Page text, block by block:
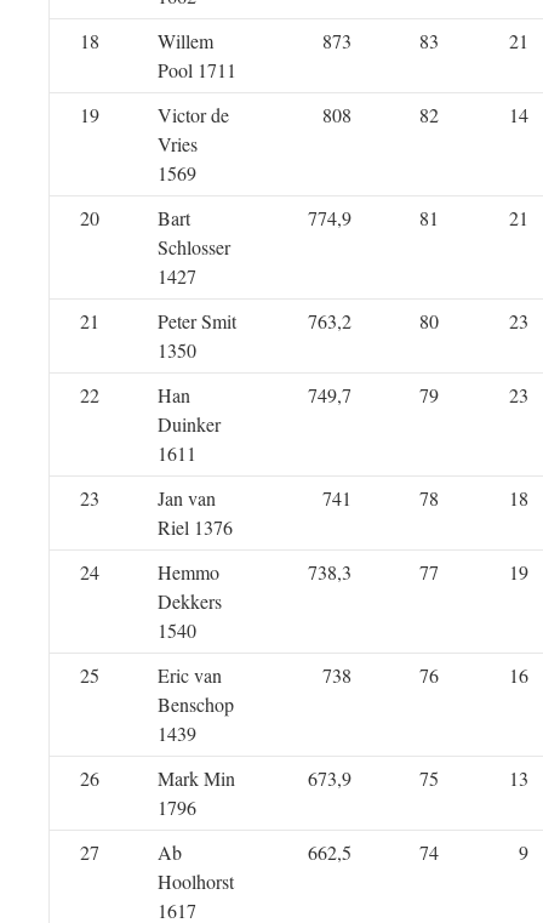
18
Willem
Pool 1711
873 83 21
19
Victor de
Vries
1569
808 82 14
20
Bart
Schlosser
1427
774,9 81 21
21
Peter Smit
1350
763,2 80 23
22
Han
Duinker
1611
749,7 79 23
23
Jan van
Riel 1376
741 78 18
24
Hemmo
Dekkers
1540
738,3 77 19
25
Eric van
Benschop
1439
738 76 16
26
Mark Min
1796
673,9 75 13
27
Ab
Hoolhorst
1617
662,5 74 9